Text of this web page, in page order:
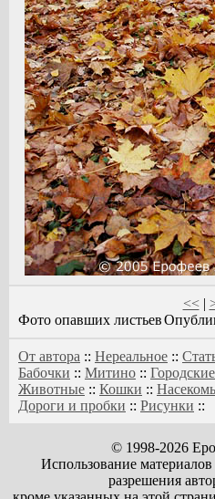
<<|
Фото опавших листьев
От автора :: Нереальное ::
Бабочки :: Митино ::
Животные :: Кошки ::
Дороги и пробки :: Рисунки ::
© 1998-2026
Использование
разрешения